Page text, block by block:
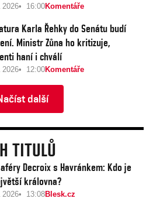
2026 16:00Komentáře
Karla Řehky do Senátu budí
Ministr Zůna ho kritizuje,
haní i chválí
2026 12:00Komentáře
další
TITULŮ
Decroix s Havránkem: Kdo je
královna?
2026 13:08Blesk.cz